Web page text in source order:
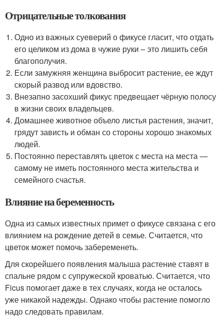
Отрицательные толкования
Одно из важных суеверий о фикусе гласит, что отдать
его целиком из дома в чужие руки – это лишить себя
благополучия.
Если замужняя женщина выбросит растение, ее ждут
скорый развод или вдовство.
Внезапно засохший фикус предвещает чёрную полосу
в жизни своих владельцев.
Домашнее животное объело листья растения, значит,
грядут зависть и обман со стороны хорошо знакомых
людей.
Постоянно переставлять цветок с места на места —
самому не иметь постоянного места жительства и
семейного счастья.
Влияние на беременность
Одна из самых известных примет о фикусе связана с его
влиянием на рождение детей в семье. Считается, что
цветок может помочь забеременеть.
Для скорейшего появления малыша растение ставят в
спальне рядом с супружеской кроватью. Считается, что
Ficus помогает даже в тех случаях, когда не осталось
уже никакой надежды. Однако чтобы растение помогло
надо следовать правилам.